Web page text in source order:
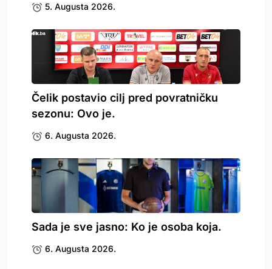
5. Augusta 2026.
Čelik postavio cilj pred povratničku
sezonu: Ovo je.
6. Augusta 2026.
Sada je sve jasno: Ko je osoba koja.
6. Augusta 2026.